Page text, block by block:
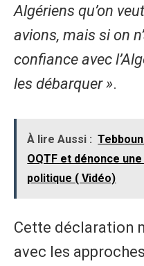
Algériens qu’on
avions, mais si on
confiance avec
les débarquer ».
À lire Aussi :
OQTF et dénonce
politique ( Vidéo)
Cette déclaration
avec les